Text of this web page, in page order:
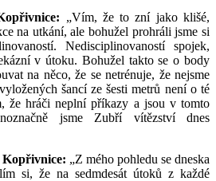
„Vím, že to zní jako klišé,
na utkání, ale bohužel prohráli jsme si
Nedisciplinovaností spojek,
v útoku. Bohužel takto se o body
na něco, že se netrénuje, že nejsme
šancí ze šesti metrů není o té
že hráči neplní příkazy a jsou v tomto
jsme Zubří vítězství dnes
„Z mého pohledu se dneska
si, že na sedmdesát útoků z každé